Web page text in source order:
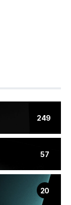
249
57
20